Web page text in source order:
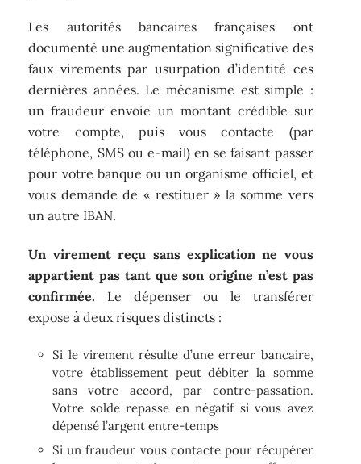
Les autorités bancaires françaises ont
documenté une augmentation significative des
faux virements par usurpation d’identité ces
dernières années. Le mécanisme est simple :
un fraudeur envoie un montant crédible sur
votre compte, puis vous contacte (par
téléphone, SMS ou e-mail) en se faisant passer
pour votre banque ou un organisme officiel, et
vous demande de « restituer » la somme vers
un autre IBAN.
Un virement reçu sans explication ne vous
appartient pas tant que son origine n’est pas
confirmée. Le dépenser ou le transférer
expose à deux risques distincts :
Si le virement résulte d’une erreur bancaire,
votre établissement peut débiter la somme
sans votre accord, par contre-passation.
Votre solde repasse en négatif si vous avez
dépensé l’argent entre-temps
Si un fraudeur vous contacte pour récupérer